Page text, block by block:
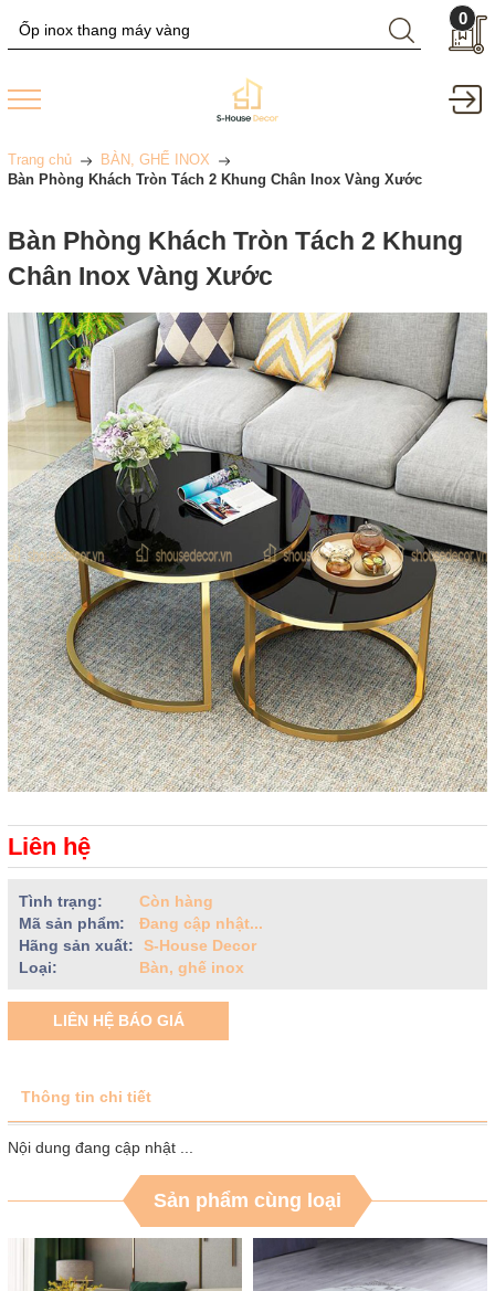
0
Trang chủ
BÀN, GHẾ INOX
Bàn Phòng Khách Tròn Tách 2 Khung Chân Inox Vàng Xước
Bàn Phòng Khách Tròn Tách 2 Khung
Chân Inox Vàng Xước
Liên hệ
Tình trạng:
Còn hàng
Mã sản phẩm:
Đang cập nhật...
Hãng sản xuất:
S-House Decor
Loại:
Bàn, ghế inox
LIÊN HỆ BÁO GIÁ
Thông tin chi tiết
Nội dung đang cập nhật ...
Sản phẩm cùng loại